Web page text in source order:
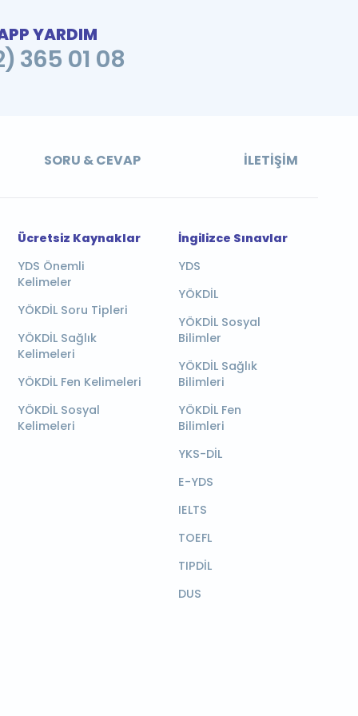
YARDIM
365 01 08
SORU & CEVAP İLETIŞIM
Ücretsiz Kaynaklar
YDS Önemli
Kelimeler
YÖKDİL Soru Tipleri
YÖKDİL Sağlık
Kelimeleri
YÖKDİL Fen Kelimeleri
YÖKDİL Sosyal
Kelimeleri
İngilizce Sınavlar
YDS
YÖKDİL
YÖKDİL Sosyal
Bilimler
YÖKDİL Sağlık
Bilimleri
YÖKDİL Fen
Bilimleri
YKS-DİL
E-YDS
IELTS
TOEFL
TIPDİL
DUS